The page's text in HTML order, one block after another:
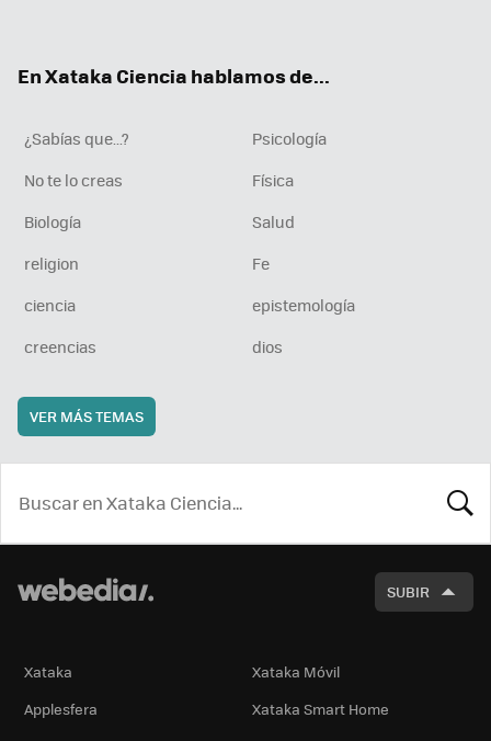
En Xataka Ciencia hablamos de...
¿Sabías que...?
Psicología
No te lo creas
Física
Biología
Salud
religion
Fe
ciencia
epistemología
creencias
dios
VER MÁS TEMAS
SUBIR
Xataka
Xataka Móvil
Applesfera
Xataka Smart Home